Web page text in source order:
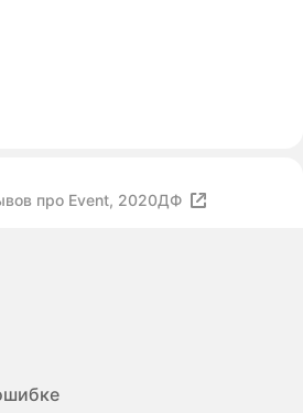
про Event, 2020ДФ